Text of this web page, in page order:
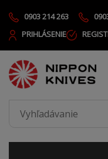
0903 214 263
PRIHLÁSENIE